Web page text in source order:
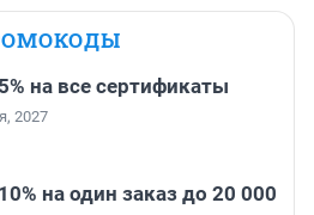
на все сертификаты
2027
на один заказ до 20 000